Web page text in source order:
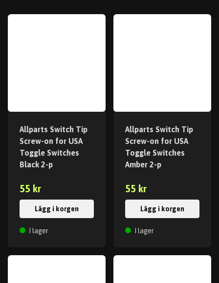
Allparts Switch Tip
Screw-on for USA
Toggle Switches
Black 2-p
55 kr
Lägg i korgen
I lager
Allparts Switch Tip
Screw-on for USA
Toggle Switches
Amber 2-p
55 kr
Lägg i korgen
I lager